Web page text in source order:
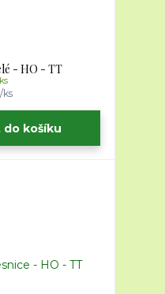
- HO - TT
/ks
do košíku